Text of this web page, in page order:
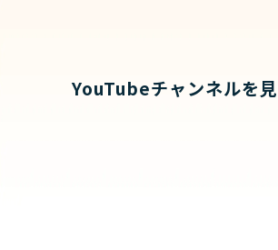
YouTubeチャンネルを